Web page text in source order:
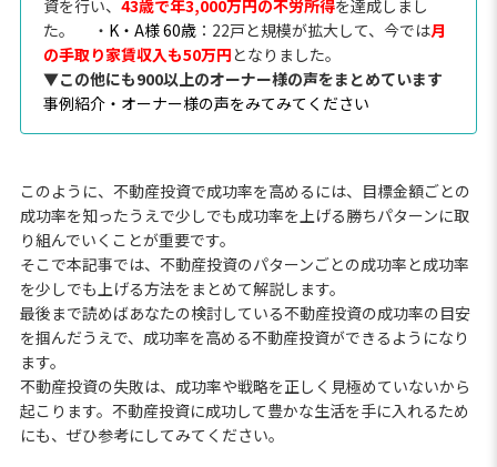
資を行い、 43歳で年3,000万円の不労所得を達成しまし
た。
・ K・A様 60歳：22戸と規模が拡大して、今では月
の手取り家賃収入も50万円となりました。
▼この他にも900以上のオーナー様の声をまとめています
事例紹介・オーナー様の声をみてみてください
このように、不動産投資で成功率を高めるには、目標金額ごとの
成功率を知ったうえで少しでも成功率を上げる勝ちパターンに取
り組んでいくことが重要です。
そこで本記事では、不動産投資のパターンごとの成功率と成功率
を少しでも上げる方法をまとめて解説します。
最後まで読めばあなたの検討している不動産投資の成功率の目安
を掴んだうえで、成功率を高める不動産投資ができるようになり
ます。
不動産投資の失敗は、成功率や戦略を正しく見極めていないから
起こります。不動産投資に成功して豊かな生活を手に入れるため
にも、ぜひ参考にしてみてください。